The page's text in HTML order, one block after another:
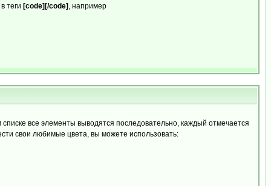
теги [code][/code] , например
все элементы выводятся последовательно, каждый отмечается
свои любимые цвета, вы можете использовать: